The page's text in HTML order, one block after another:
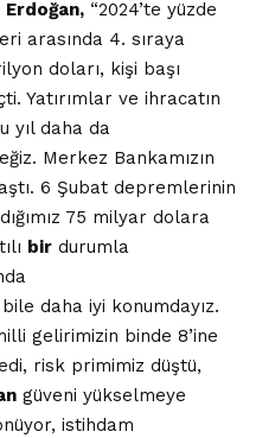
Erdoğan, “2024’te yüzde
arasında 4. sıraya
doları, kişi başı
Yatırımlar ve ihracatın
yıl daha da
Merkez Bankamızın
6 Şubat depremlerinin
75 milyar dolara
bir durumla
daha iyi konumdayız.
gelirimizin binde 8’ine
risk primimiz düştü,
güveni yükselmeye
istihdam